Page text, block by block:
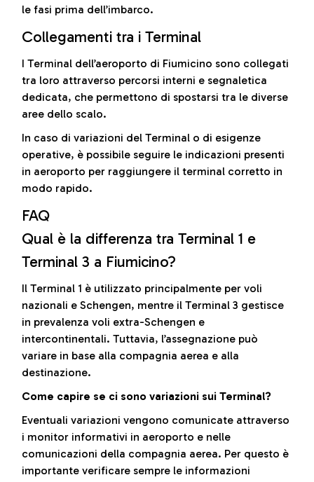
le fasi prima dell’imbarco.
Collegamenti tra i Terminal
I Terminal dell’aeroporto di Fiumicino sono collegati
tra loro attraverso percorsi interni e segnaletica
dedicata, che permettono di spostarsi tra le diverse
aree dello scalo.
In caso di variazioni del Terminal o di esigenze
operative, è possibile seguire le indicazioni presenti
in aeroporto per raggiungere il terminal corretto in
modo rapido.
FAQ
Qual è la differenza tra Terminal 1 e
Terminal 3 a Fiumicino?
Il Terminal 1 è utilizzato principalmente per voli
nazionali e Schengen, mentre il Terminal 3 gestisce
in prevalenza voli extra-Schengen e
intercontinentali. Tuttavia, l’assegnazione può
variare in base alla compagnia aerea e alla
destinazione.
Come capire se ci sono variazioni sui Terminal?
Eventuali variazioni vengono comunicate attraverso
i monitor informativi in aeroporto e nelle
comunicazioni della compagnia aerea. Per questo è
importante verificare sempre le informazioni